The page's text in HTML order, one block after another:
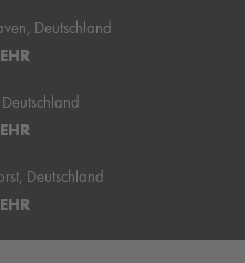
Deutschland
Deutschland